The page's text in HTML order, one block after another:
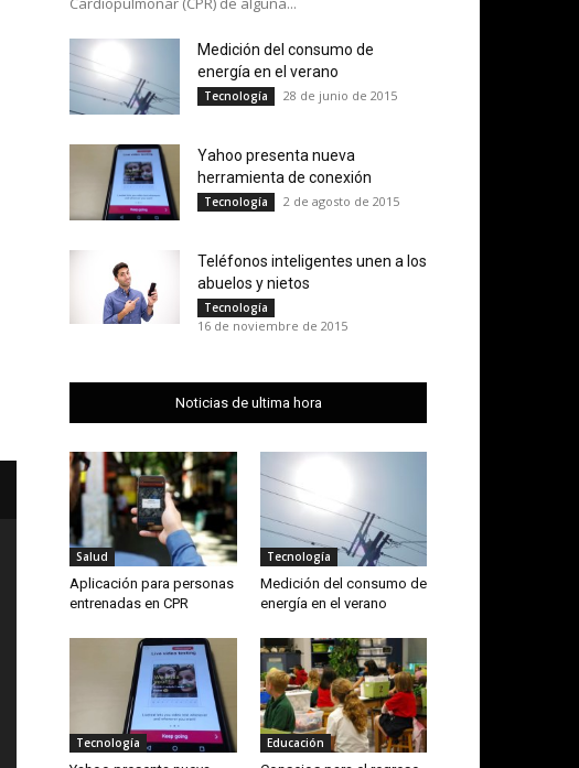
Medición del consumo de
energía en el verano
Tecnología 28 de junio de 2015
Yahoo presenta nueva
herramienta de conexión
Tecnología 2 de agosto de 2015
Teléfonos inteligentes unen a los
abuelos y nietos
Tecnología
16 de noviembre de 2015
Noticias de ultima hora
Salud
Aplicación para personas
entrenadas en CPR
Tecnología
Medición del consumo de
energía en el verano
Tecnología Educación